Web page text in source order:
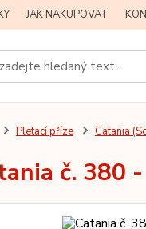
JAK NAKUPOVAT
Pletací příze Catania
č. 380